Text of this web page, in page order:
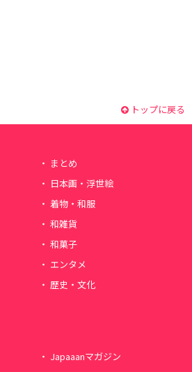
トップに戻る
まとめ
日本画・浮世絵
着物・和服
和雑貨
和菓子
エンタメ
歴史・文化
Japaaanマガジン